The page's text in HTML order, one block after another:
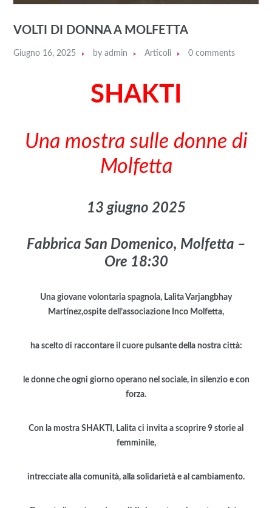
VOLTI DI DONNA A MOLFETTA
Giugno 16, 2025 byadmin Articoli 0 comments
SHAKTI
Una mostra sulle donne di
Molfetta
13 giugno 2025
Fabbrica San Domenico, Molfetta –
Ore 18:30
Una giovane volontaria spagnola, Lalita Varjangbhay
Martínez,ospite dell’associazione Inco Molfetta,
ha scelto di raccontare il cuore pulsante della nostra città:
le donne che ogni giorno operano nel sociale, in silenzio e con
forza.
Con la mostra SHAKTI, Lalita ci invita a scoprire 9 storie al
femminile,
intrecciate alla comunità, alla solidarietà e al cambiamento.